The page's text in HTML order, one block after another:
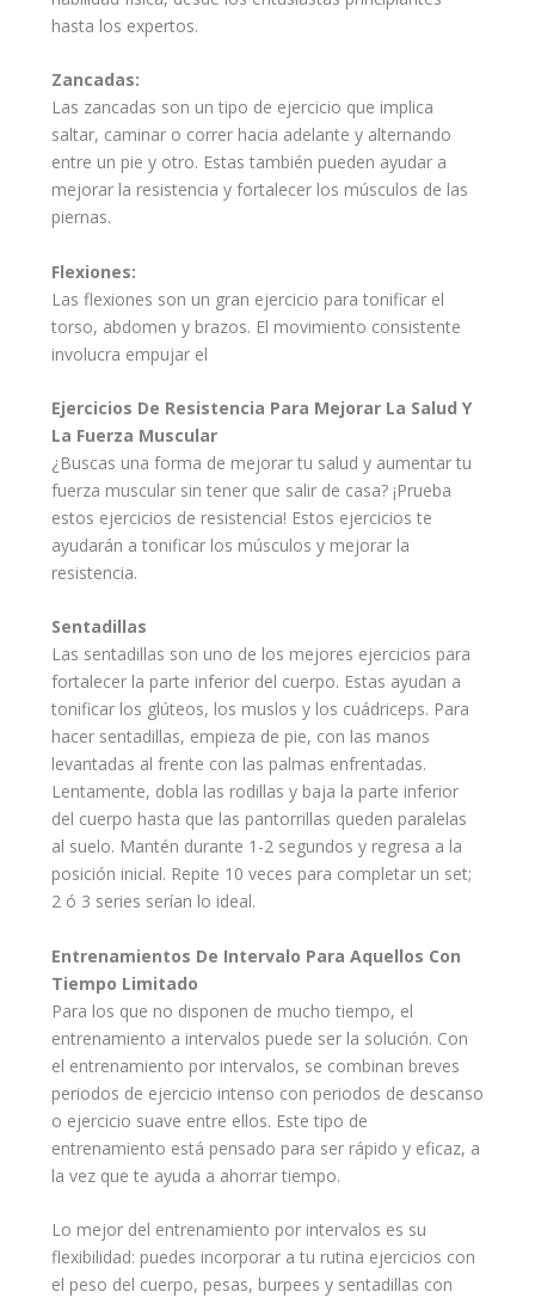
hasta los expertos.
Zancadas:
Las zancadas son un tipo de ejercicio que implica
saltar, caminar o correr hacia adelante y alternando
entre un pie y otro. Estas también pueden ayudara
mejorar la resistencia y fortalecer los músculos de las
piernas.
Flexiones:
Las flexiones son un gran ejercicio para tonificar el
torso, abdomen y brazos. El movimiento consistente
involucra empujar el
Ejercicios De Resistencia Para Mejorar La Salud Y
La Fuerza Muscular
¿Buscas una forma de mejorar tu salud y aumentar tu
fuerza muscular sin tener que salir de casa? ¡Prueba
estos ejercicios de resistencia! Estos ejercicios te
ayudarán a tonificar los músculos y mejorar la
resistencia.
Sentadillas
Las sentadillas son uno de los mejores ejercicios para
fortalecer la parte inferior del cuerpo. Estas ayudan a
tonificar los glúteos, los muslos y los cuádriceps. Para
hacer sentadillas, empieza de pie, con las manos
levantadas al frente con las palmas enfrentadas.
Lentamente, dobla las rodillas y baja la parte inferior
del cuerpo hasta que las pantorrillas queden paralelas
al suelo. Mantén durante 1-2 segundos y regresa a la
posición inicial. Repite 10 veces para completar un set;
2 ó 3 series serían lo ideal.
Entrenamientos De Intervalo Para Aquellos Con
Tiempo Limitado
Para los que no disponen de mucho tiempo, el
entrenamiento a intervalos puede ser la solución. Con
el entrenamiento por intervalos, se combinan breves
periodos de ejercicio intenso con periodos de descanso
o ejercicio suave entre ellos. Este tipo de
entrenamiento está pensado para ser rápido y eficaz, a
la vez que te ayuda a ahorrar tiempo.
Lo mejor del entrenamiento por intervalos es su
flexibilidad: puedes incorporar a tu rutina ejercicios con
el peso del cuerpo, pesas, burpees y sentadillas con